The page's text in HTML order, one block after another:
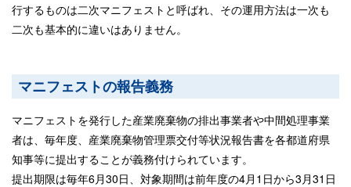
行するものは二次マニフェストと呼ばれ、その運用方法は一次も
二次も基本的に違いはありません。
マニフェストの報告義務
マニフェストを発行した産業廃棄物の排出事業者や中間処理事業
者は、毎年度、産業廃棄物管理票交付等状況報告書を各都道府県
知事等に提出することが義務付けられています。
提出期限は毎年6月30日、対象期間は前年度の4月1日から3月31日